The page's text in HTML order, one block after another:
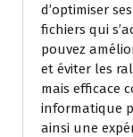
d’optimiser
fichiers qui
pouvez
et éviter les
mais efficace
informatique
ainsi une